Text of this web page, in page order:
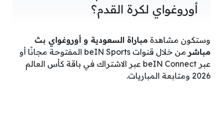
أوروغواي لكرة القدم؟
وستكون مشاهدة مباراة السعودية و أوروغواي بث
مباشر
من خلال قنوات beIN Sports المفتوحة مجانًا أو
عبر beIN Connect عبر الاشتراك في باقة كأس العالم
2026 ومتابعة المباريات.